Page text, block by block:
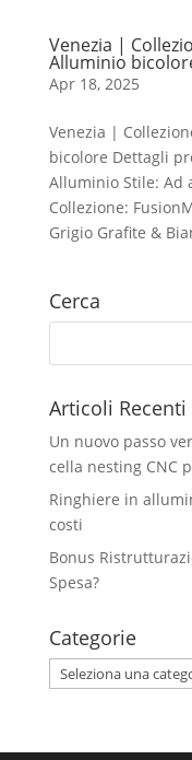
Venezia |
Alluminio
Apr 18, 2025
Venezia |
bicolore Dettagli
Alluminio Stile: Ad
Collezione:
Grigio Grafite &
Cerca
Articoli Recenti
Un nuovo passo
cella nesting CNC
Ringhiere in
costi
Bonus
Spesa?
Categorie
Categorie